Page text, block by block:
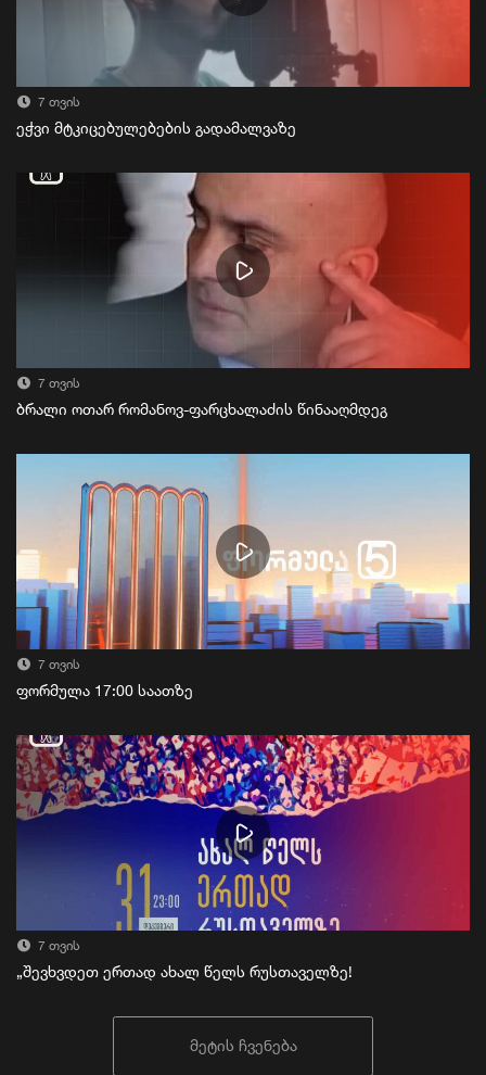
7 თვის
ეჭვი მტკიცებულებების გადამალვაზე
7 თვის
ბრალი ოთარ რომანოვ-ფარცხალაძის წინააღმდეგ
7 თვის
ფორმულა 17:00 საათზე
7 თვის
„შევხვდეთ ერთად ახალ წელს რუსთაველზე!
მეტის ჩვენება